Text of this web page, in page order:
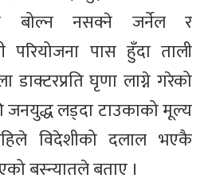
बोल्न नसक्ने जर्नेल र
परियोजना पास हुँदा ताली
डाक्टरप्रति घृणा लाग्ने गरेको
जनयुद्ध लड्दा टाउकाको मूल्य
विदेशीको दलाल भएकै
बस्न्यातले बताए ।